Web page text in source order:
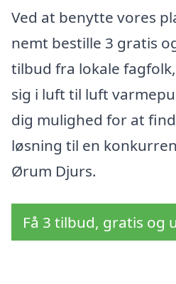
Ved at benytte vores
nemt bestille 3 gratis
tilbud fra lokale
sig i luft til luft
dig mulighed for at
løsning til en
Ørum Djurs.
Få 3 tilbud, gratis og